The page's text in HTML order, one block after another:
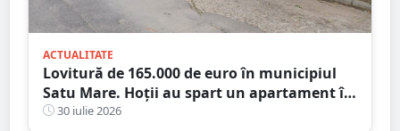
ACTUALITATE
Lovitură de 165.000 de euro în municipiul
Satu Mare. Hoții au spart un apartament în
timp ce proprietarii erau în concediu
30 iulie 2026